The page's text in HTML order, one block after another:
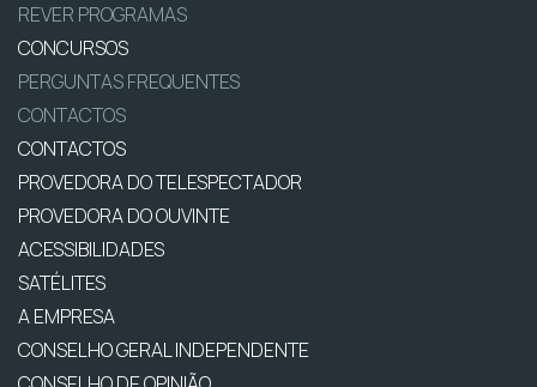
REVER PROGRAMAS
CONCURSOS
PERGUNTAS FREQUENTES
CONTACTOS
CONTACTOS
PROVEDORA DO TELESPECTADOR
PROVEDORA DO OUVINTE
ACESSIBILIDADES
SATÉLITES
A EMPRESA
CONSELHO GERAL INDEPENDENTE